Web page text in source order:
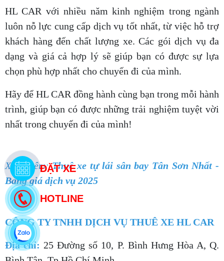
HL CAR với nhiều năm kinh nghiệm trong ngành
luôn nỗ lực cung cấp dịch vụ tốt nhất, từ việc hỗ trợ
khách hàng đến chất lượng xe. Các gói dịch vụ đa
dạng và giá cả hợp lý sẽ giúp bạn có được sự lựa
chọn phù hợp nhất cho chuyến đi của mình.
Hãy để HL CAR đồng hành cùng bạn trong mỗi hành
trình, giúp bạn có được những trải nghiệm tuyệt vời
nhất trong chuyến đi của mình!
Xem thêm:Thuê xe tự lái sân bay Tân Sơn Nhất -
Bảng giá dịch vụ 2025
CÔNG TY TNHH DỊCH VỤ THUÊ XE HL CAR
Địa chỉ: 25 Đường số 10, P. Bình Hưng Hòa A, Q.